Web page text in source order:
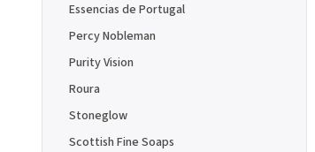
Essencias de Portugal
Percy Nobleman
Purity Vision
Roura
Stoneglow
Scottish Fine Soaps